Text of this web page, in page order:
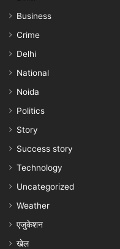
Business
Crime
Delhi
National
Noida
Politics
Story
Success story
Technology
Uncategorized
Weather
एजुकेशन
खेल